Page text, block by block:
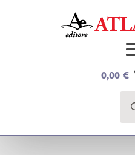
0,00 €